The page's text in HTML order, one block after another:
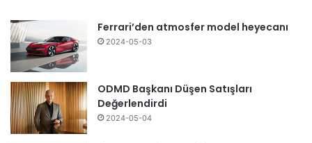
Ferrari’den atmosfer model heyecanı
2024-05-03
ODMD Başkanı Düşen Satışları
Değerlendirdi
2024-05-04